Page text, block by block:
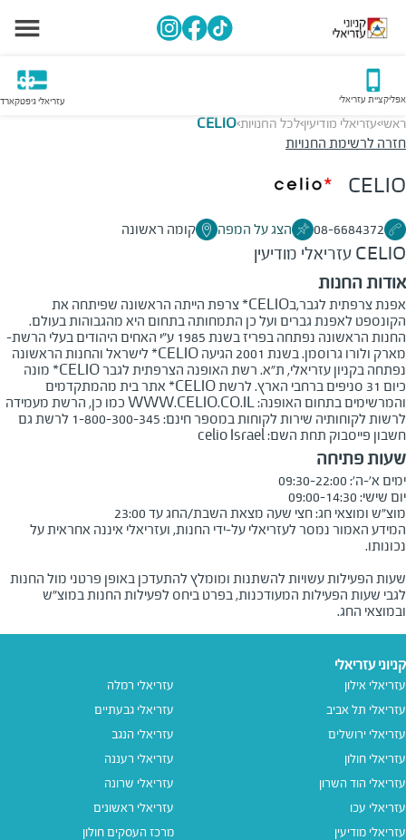
אפליקציית עזריאלי עזריאלי גיפטקארד
ראשי>עזריאלי מודיעין>לכל החנויות>
CELIO
חזרה לרשימת החנויות
CELIO
08-6684372 הצג על המפה קומה ראשונה
CELIO עזריאלי מודיעין
אודות החנות
אפנת צרפתית לגבר,בCELIO* צרפת הייתה הראשונה שפיתחה את
הקונספט לאפנת גברים ועל כן התמחותה בתחום היא מהגבוהות בעולם.
החנות הראשונה נפתחה בפריז בשנת 1985 ע"י האחים היהודים בעלי הרשת-
מארק ולורו גרוסמן. בשנת 2001 הגיעה CELIO* לישראל והחנות הראשונה
נפתחה בקניון עזריאלי, ת"א. רשת האופנה הצרפתית לגבר CELIO* מונה
כיום 31 סניפים ברחבי הארץ. לרשת CELIO* אתר בית מהמתקדמים
והמרשימים בתחום האופנה: WWW.CELIO.CO.IL כמו כן, הרשת מעמידה
לרשות לקוחותיה שירות לקוחות במספר חינם: 1-800-300-345 לרשת גם
חשבון פייסבוק תחת השם: celio Israel
שעות פתיחה
מוצ"ש ומוצאי חג: חצי שעה מצאת השבת/החג עד 23:00
המידע האמור נמסר לעזריאלי על-ידי החנות, ועזריאלי איננה אחראית על
שעות הפעילות עשויות להשתנות ומומלץ להתעדכן באופן פרטני מול החנות
לגבי שעות הפעילות המעודכנות, בפרט ביחס לפעילות החנות במוצ"ש
ובמוצאי החג.
קניוני עזריאלי
עזריאלי אילון
עזריאלי תל אביב
עזריאלי ירושלים
עזריאלי חולון
עזריאלי הוד השרון
עזריאלי עכו
עזריאלי מודיעין
עזריאלי רמלה
עזריאלי גבעתיים
עזריאלי הנגב
עזריאלי רעננה
עזריאלי שרונה
עזריאלי ראשונים
מרכז העסקים חולון